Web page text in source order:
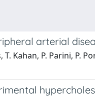
arterial
Kahan, P. Parini, P.